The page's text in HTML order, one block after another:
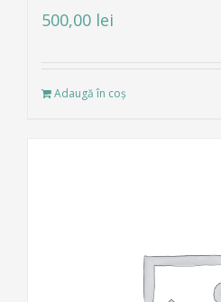
500,00 lei
Adaugă în coș